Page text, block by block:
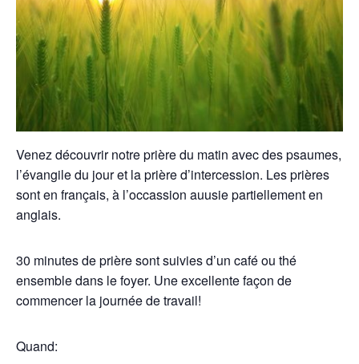
Venez découvrir notre prière du matin avec des psaumes,
l’évangile du jour et la prière d’intercession. Les prières
sont en français, à l’occassion auusie partiellement en
anglais.
30 minutes de prière sont suivies d’un café ou thé
ensemble dans le foyer. Une excellente façon de
commencer la journée de travail!
Quand: